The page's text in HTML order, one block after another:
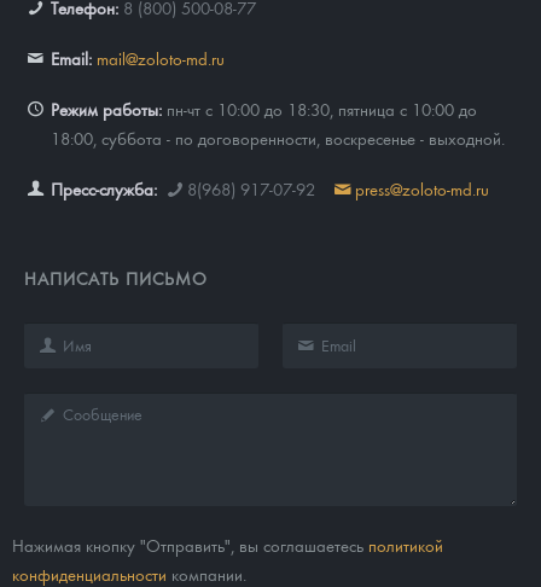
Телефон: 8 (800) 500-08-77
Email: mail@zoloto-md.ru
Режим работы: пн-чт с 10:00 до 18:30, пятница с 10:00 до
18:00, суббота - по договоренности, воскресенье - выходной.
Пресс-служба: 8(968) 917-07-92 press@zoloto-md.ru
НАПИСАТЬ ПИСЬМО
Нажимая кнопку "Отправить", вы соглашаетесь политикой
конфиденциальности компании.